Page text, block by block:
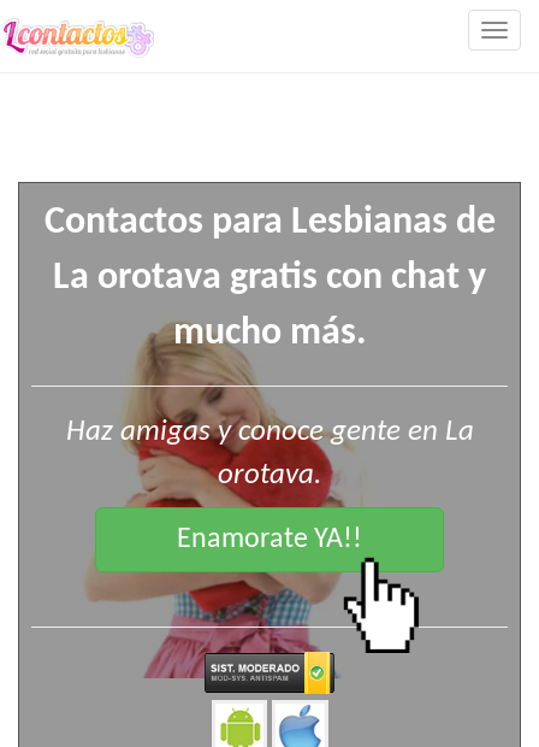
Contactos para Lesbianas de
La orotava gratis con chat y
mucho más.
Haz amigas y conoce gente en La
orotava.
Enamorate YA!!